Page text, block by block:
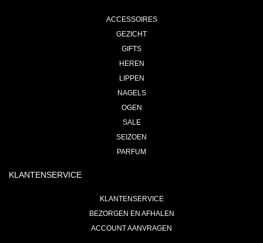
ACCESSOIRES
GEZICHT
GIFTS
HEREN
LIPPEN
NAGELS
OGEN
SALE
SEIZOEN
PARFUM
KLANTENSERVICE
KLANTENSERVICE
BEZORGEN EN AFHALEN
ACCOUNT AANVRAGEN